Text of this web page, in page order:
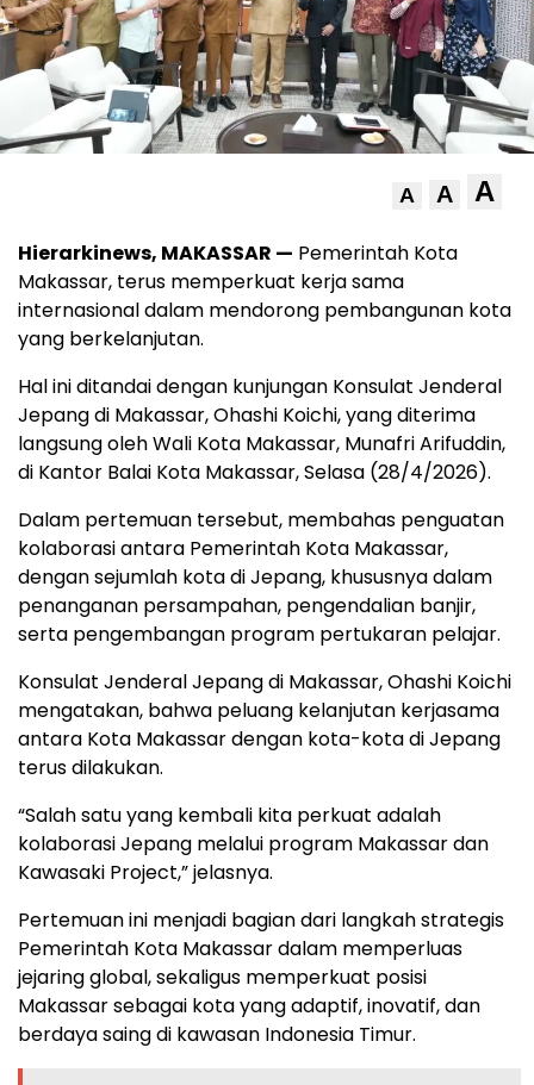
A A A
Hierarkinews, MAKASSAR — Pemerintah Kota
Makassar, terus memperkuat kerja sama
internasional dalam mendorong pembangunan kota
yang berkelanjutan.
Hal ini ditandai dengan kunjungan Konsulat Jenderal
Jepang di Makassar, Ohashi Koichi, yang diterima
langsung oleh Wali Kota Makassar, Munafri Arifuddin,
di Kantor Balai Kota Makassar, Selasa (28/4/2026).
Dalam pertemuan tersebut, membahas penguatan
kolaborasi antara Pemerintah Kota Makassar,
dengan sejumlah kota di Jepang, khususnya dalam
penanganan persampahan, pengendalian banjir,
serta pengembangan program pertukaran pelajar.
Konsulat Jenderal Jepang di Makassar, Ohashi Koichi
mengatakan, bahwa peluang kelanjutan kerjasama
antara Kota Makassar dengan kota-kota di Jepang
terus dilakukan.
“Salah satu yang kembali kita perkuat adalah
kolaborasi Jepang melalui program Makassar dan
Kawasaki Project,” jelasnya.
Pertemuan ini menjadi bagian dari langkah strategis
Pemerintah Kota Makassar dalam memperluas
jejaring global, sekaligus memperkuat posisi
Makassar sebagai kota yang adaptif, inovatif, dan
berdaya saing di kawasan Indonesia Timur.